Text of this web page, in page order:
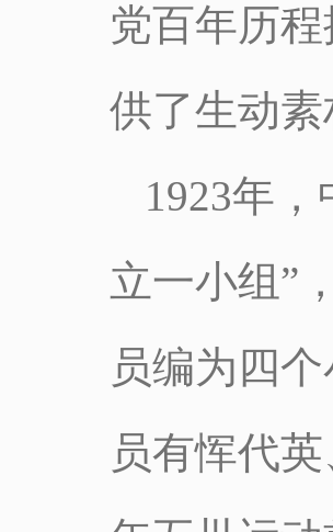
党百年历
供了生动素
1923年
立一小组”
员编为四
员有恽代